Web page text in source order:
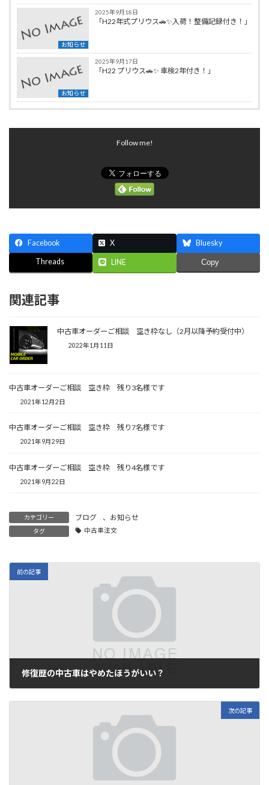
お知らせ
2025年9月18日
「H22年式プリウス🚗✨入荷！整備記録付き！」
お知らせ
2025年9月17日
「H22 プリウス🚗✨ 車検2年付き！」
Follow me!
Facebook X Bluesky
Threads LINE Copy
関連記事
中古車オーダーご相談 空き枠なし（2月以降予約受付中）
2022年1月11日
中古車オーダーご相談 空き枠 残り3名様です
2021年12月2日
中古車オーダーご相談 空き枠 残り7名様です
2021年9月29日
中古車オーダーご相談 空き枠 残り4名様です
2021年9月22日
カテゴリー ブログ 、 お知らせ
タグ 中古車注文
前の記事
修復歴の中古車はやめたほうがいい？
次の記事